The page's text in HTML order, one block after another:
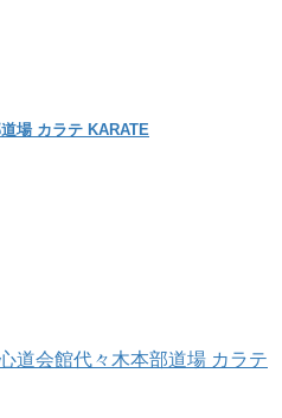
場 カラテ KARATE
道会館代々木本部道場 カラテ